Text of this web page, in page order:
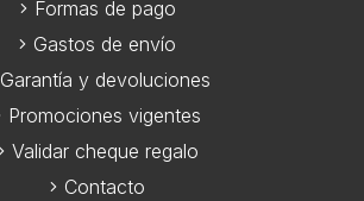
Formas de pago
Gastos de envío
Garantía y devoluciones
Promociones vigentes
Validar cheque regalo
Contacto